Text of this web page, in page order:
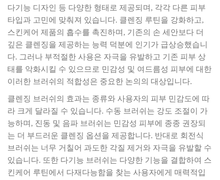
다기능 디자인 등 다양한 형태로 제공되며, 각각 다른 피부
타입과 고민에 맞춰져 있습니다. 클렌징 루틴을 강화하고,
스킨케어 제품의 흡수를 촉진하며, 기존의 손 세안보다 더
깊은 클렌징을 제공하는 능력 덕분에 인기가 급상승했습니
다. 그러나 부적절한 사용은 자극을 유발하고 기존 피부 상
태를 악화시킬 수 있으므로 민감성 및 여드름성 피부에 대한
이러한 브러쉬의 적합성은 중요한 논의의 대상입니다.
클렌징 브러쉬의 효과는 종류와 사용자의 피부 민감도에 따
라 크게 달라질 수 있습니다. 수동 브러쉬는 강도 조절이 가
능하며, 진동 및 음파 브러쉬는 민감성 피부에 종종 권장되
는 더 부드러운 클렌징 옵션을 제공합니다. 반대로 회전식
브러쉬는 너무 거칠어 과도한 각질 제거와 자극을 유발할 수
있습니다. 또한 다기능 브러쉬는 다양한 기능을 결합하여 스
킨케어 루틴에서 다재다능함을 찾는 사용자에게 매력적입